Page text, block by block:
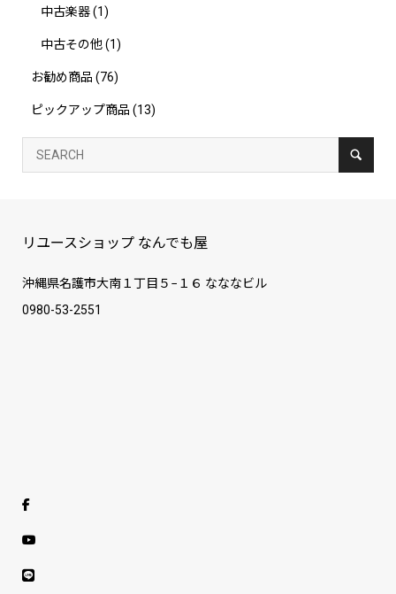
中古楽器(1)
中古その他(1)
お勧め商品 (76)
ピックアップ商品 (13)
リユースショップ なんでも屋
沖縄県名護市大南１丁目５−１６ なななビル
0980-53-2551